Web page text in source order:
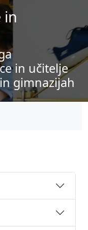
in
in učitelje
gimnazijah